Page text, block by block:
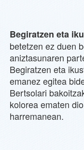
Begiratzen eta
betetzen ez duen
aniztasunaren
Begiratzen eta
emanez egitea
Bertsolari
kolorea ematen
harremanean.